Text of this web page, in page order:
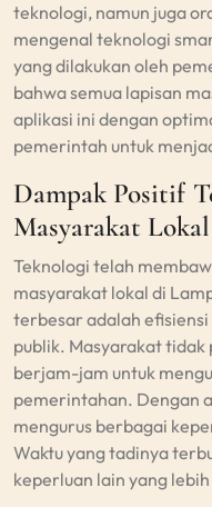
teknologi, namun juga
mengenal teknologi
yang dilakukan oleh
bahwa semua lapisan
aplikasi ini dengan
pemerintah untuk
Dampak Positif
Masyarakat Lokal
Teknologi telah
masyarakat lokal di
terbesar adalah
publik. Masyarakat
berjam-jam untuk
pemerintahan. Dengan
mengurus berbagai
Waktu yang tadinya
keperluan lain yang